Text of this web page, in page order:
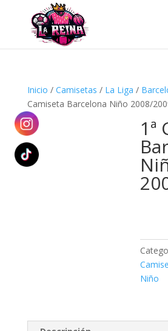
Búsqueda
productos
Inicio / Camisetas / La Liga /
Camiseta Barcelona Niño 2008/
1ª
Niño